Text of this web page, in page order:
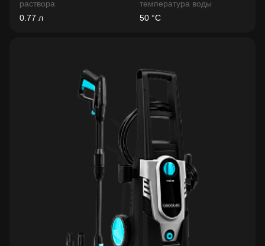
раствора
0.77 л
температура воды
50 °C